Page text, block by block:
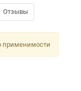
Отзывы
применимости